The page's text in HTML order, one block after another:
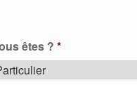
êtes ? *